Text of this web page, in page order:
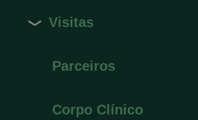
Visitas
Parceiros
Corpo Clínico